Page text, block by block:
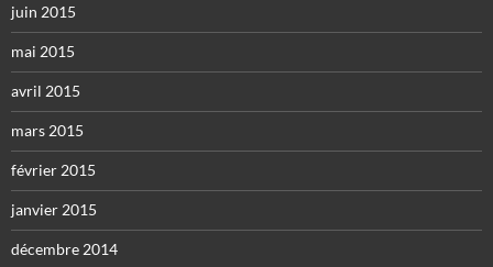
juin 2015
mai 2015
avril 2015
mars 2015
février 2015
janvier 2015
décembre 2014